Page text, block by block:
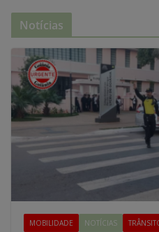
Notícias
MOBILIDADE NOTÍCIAS